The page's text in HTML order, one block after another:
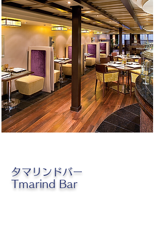
タマリンドバー
Tmarind Bar